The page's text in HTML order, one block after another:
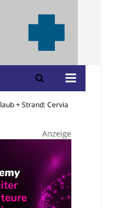
+ Strand: Cervia